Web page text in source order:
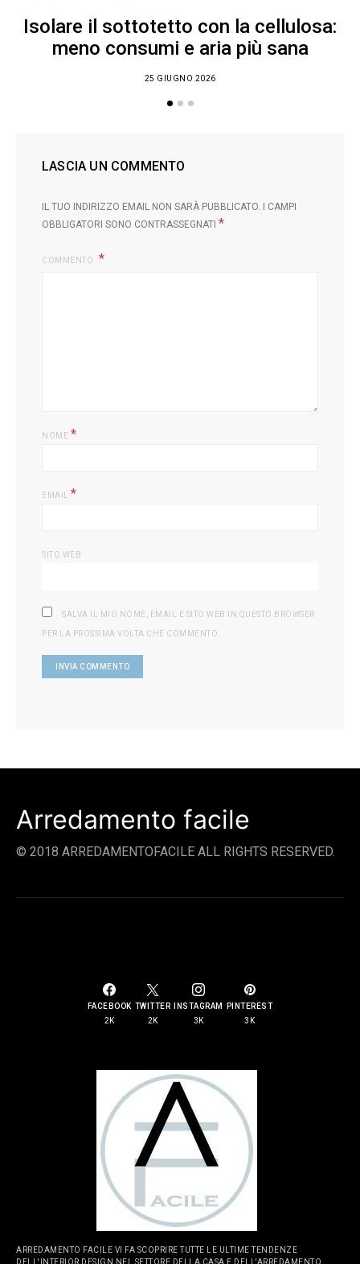
Isolare il sottotetto con la cellulosa:
meno consumi e aria più sana
25 GIUGNO 2026
LASCIA UN COMMENTO
IL TUO INDIRIZZO EMAIL NON SARÀ PUBBLICATO.
I CAMPI
OBBLIGATORI SONO CONTRASSEGNATI *
COMMENTO
NOME *
EMAIL *
SITO WEB
SALVA IL MIO NOME, EMAIL E SITO WEB IN QUESTO BROWSER
PER LA PROSSIMA VOLTA CHE COMMENTO.
Arredamento facile
© 2018 ARREDAMENTOFACILE ALL RIGHTS RESERVED.
FACEBOOK
2K
TWITTER
2K
INSTAGRAM
3K
PINTEREST
3K
ARREDAMENTO FACILE VI FA SCOPRIRE TUTTE LE ULTIME TENDENZE
DELL'INTERIOR DESIGN NEL SETTORE DELLA CASA E DELL'ARREDAMENTO.